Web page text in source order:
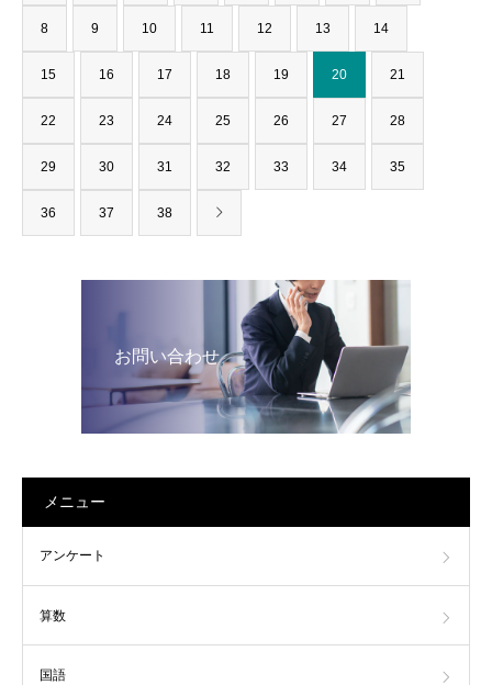
8 9 10 11 12 13 14
15 16 17 18 19 20 21
22 23 24 25 26 27 28
29 30 31 32 33 34 35
36 37 38
お問い合わせ
メニュー
アンケート
算数
国語